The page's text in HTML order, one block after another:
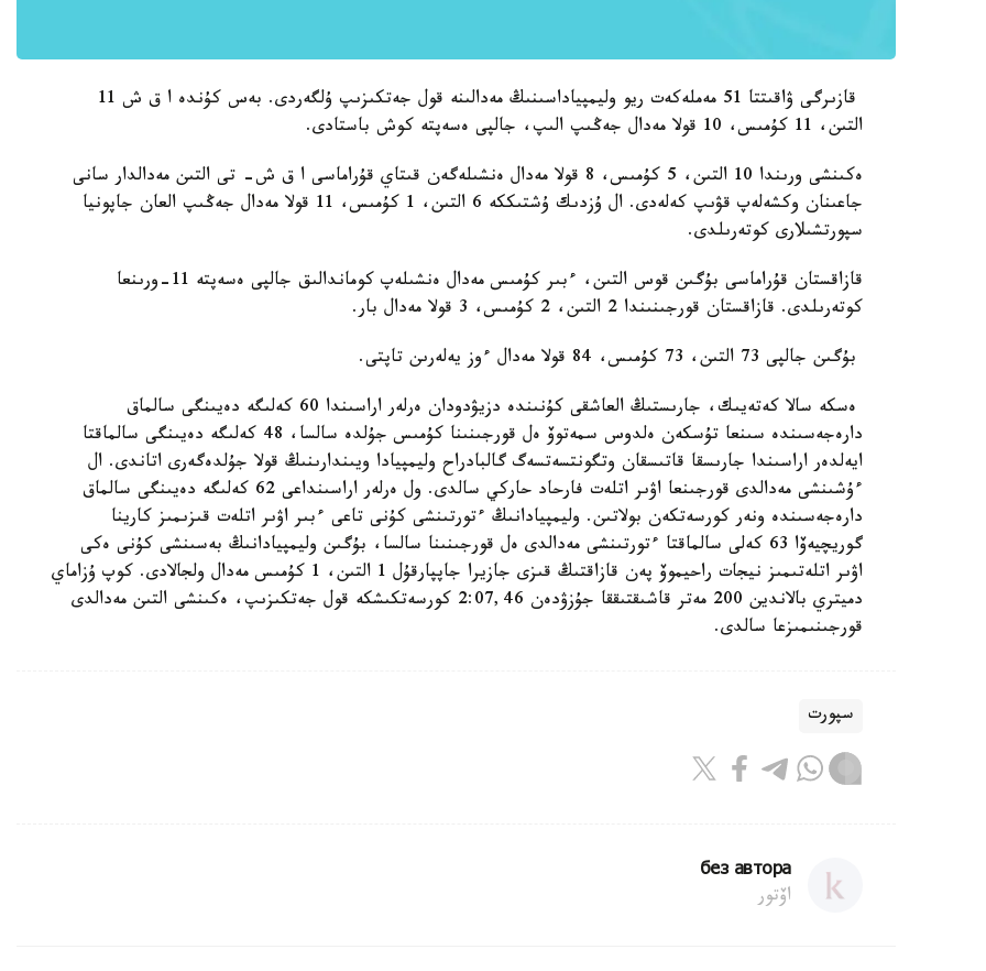
قازىرگى ۋاقىتتا 51 مەملەكەت ريو وليمپياداسىنىڭ مەدالىنە قول جەتكىزىپ ۇلگەردى. بەس كۇندە ا ق ش 11
التىن، 11 كۇمىس، 10 قولا مەدال جەڭىپ الىپ، جالپى ەسەپتە كوش باستادى.
ەكىنشى ورىندا 10 التىن، 5 كۇمىس، 8 قولا مەدال ەنشىلەگەن قىتاي قۇراماسى ا ق ش- تى التىن مەدالدار سانى
جاعىنان وكشەلەپ قۋىپ كەلەدى. ال ۇزدىك ۇشتىككە 6 التىن، 1 كۇمىس، 11 قولا مەدال جەڭىپ العان جاپونيا
سپورتشىلارى كوتەرىلدى.
قازاقستان قۇراماسى بۇگىن قوس التىن، ءبىر كۇمىس مەدال ەنشىلەپ كوماندالىق جالپى ەسەپتە 11-ورىنعا
كوتەرىلدى. قازاقستان قورجىنىندا 2 التىن، 2 كۇمىس، 3 قولا مەدال بار.
بۇگىن جالپى 73 التىن، 73 كۇمىس، 84 قولا مەدال ءوز يەلەرىن تاپتى.
ەسكە سالا كەتەيىك، جارىستىڭ العاشقى كۇنىندە دزيۋدودان ەرلەر اراسىندا 60 كەلىگە دەيىنگى سالماق
دارەجەسىندە سىنعا تۇسكەن ەلدوس سمەتوۆ ەل قورجىنىنا كۇمىس جۇلدە سالسا، 48 كەلىگە دەيىنگى سالماقتا
ايەلدەر اراسىندا جارىسقا قاتىسقان وتگونتسەتسەگ گالبادراح وليمپيادا ويىندارىنىڭ قولا جۇلدەگەرى اتاندى. ال
ءۇشىنشى مەدالدى قورجىنعا اۋىر اتلەت فارحاد حاركي سالدى. ول ەرلەر اراسىنداعى 62 كەلىگە دەيىنگى سالماق
دارەجەسىندە ونەر كورسەتكەن بولاتىن. وليمپيادانىڭ ءتورتىنشى كۇنى تاعى ءبىر اۋىر اتلەت قىزىمىز كارينا
گوريچيەۆا 63 كەلى سالماقتا ءتورتىنشى مەدالدى ەل قورجىنىنا سالسا، بۇگىن وليمپيادانىڭ بەسىنشى كۇنى ەكى
اۋىر اتلەتىمىز نيجات راحيموۆ پەن قازاقتىڭ قىزى جازيرا جاپپارقۇل 1 التىن، 1 كۇمىس مەدال ولجالادى. كوپ ۇزاماي
دميتري بالاندين 200 مەتر قاشىقتىققا جۇزۋدەن 2:07,46 كورسەتكىشكە قول جەتكىزىپ، ەكىنشى التىن مەدالدى
قورجىنىمىزعا سالدى.
سپورت
без автора
اۆتور